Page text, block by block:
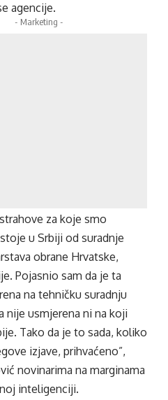
agencije.
- Marketing -
za koje smo
u Srbiji od suradnje
obrane Hrvatske,
Pojasnio sam da je ta
na tehničku suradnju
nije usmjerena ni na koji
Tako da je to sada, koliko
izjave, prihvaćeno”,
novinarima na marginama
inteligenciji.